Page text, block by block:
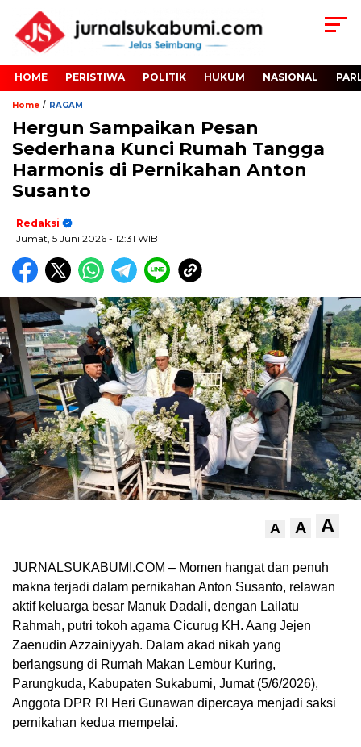
HOME PERISTIWA POLITIK HUKUM NASIONAL
Home / RAGAM
Hergun Sampaikan Pesan
Sederhana Kunci Rumah Tangga
Harmonis di Pernikahan Anton
Susanto
Redaksi
Jumat, 5 Juni 2026 - 12:31 WIB
A A A
JURNALSUKABUMI.COM – Momen hangat dan penuh
makna terjadi dalam pernikahan Anton Susanto, relawan
aktif keluarga besar Manuk Dadali, dengan Lailatu
Rahmah, putri tokoh agama Cicurug KH. Aang Jejen
Zaenudin Azzainiyyah. Dalam akad nikah yang
berlangsung di Rumah Makan Lembur Kuring,
Parungkuda, Kabupaten Sukabumi, Jumat (5/6/2026),
Anggota DPR RI Heri Gunawan dipercaya menjadi saksi
pernikahan kedua mempelai.